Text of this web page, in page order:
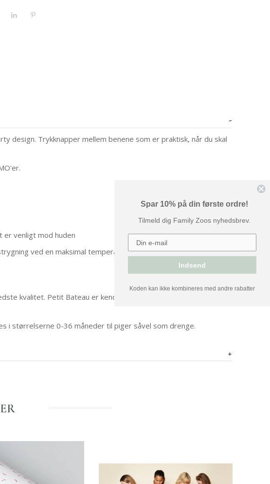
design. Trykknapper mellem benene som er praktisk, når du skal
venligt mod huden
ved en maksimal temperatur på 110 °c / strygning med
kvalitet. Petit Bateau er kendt for de klassiske striber - som er
i størrelserne 0-36 måneder til piger såvel som drenge.
Spar 10% på din første ordre!
Tilmeld dig Family Zoos nyhedsbrev.
Indsend
Koden kan ikke kombineres med andre rabatter